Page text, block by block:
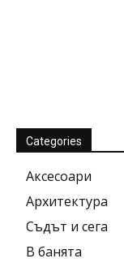
Categories
Аксесоари
Архитектура
Съдът и сега
В банята